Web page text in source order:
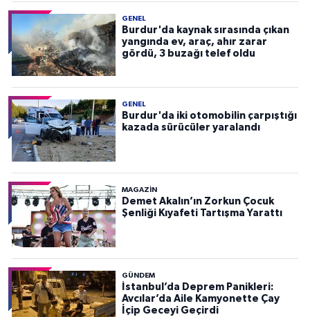
GENEL
Burdur'da kaynak sırasında çıkan
yangında ev, araç, ahır zarar
gördü, 3 buzağı telef oldu
GENEL
Burdur'da iki otomobilin çarpıştığı
kazada sürücüler yaralandı
MAGAZİN
Demet Akalın’ın Zorkun Çocuk
Şenliği Kıyafeti Tartışma Yarattı
GÜNDEM
İstanbul’da Deprem Panikleri:
Avcılar’da Aile Kamyonette Çay
İçip Geceyi Geçirdi